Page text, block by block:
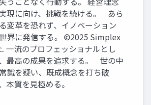
現に向け、挑戦を続ける。 あら
変革を恐れず、イノベーション
界に発信する。 ©2025 Simplex
一流のプロフェッショナルとし
最高の成果を追求する。 世の中
識を疑い、既成概念を打ち破
本質を見極める。